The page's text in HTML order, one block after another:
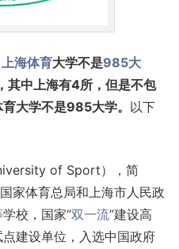
上海体育大学不是985大
中上海有4所，但是不包
大学不是985大学。 以下
of Sport），简
家体育总局和上海市人民政
校，国家“双一流”建设高
建设单位，入选中国政府